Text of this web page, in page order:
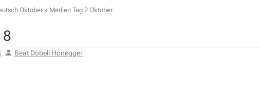
Oktober» Medien Tag 2 Oktober
| Beat Döbeli Honegger